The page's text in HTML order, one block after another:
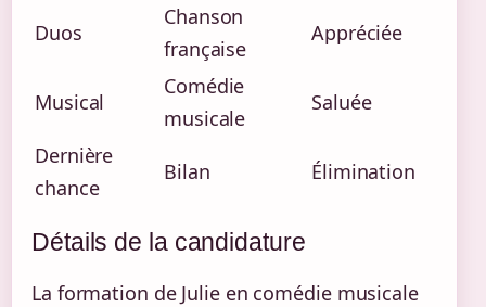
Duos
Chanson
française
Appréciée
Musical
Comédie
musicale
Saluée
Dernière
chance
Bilan Élimination
Détails de la candidature
La formation de Julie en comédie musicale